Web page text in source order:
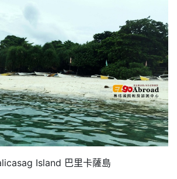
Island 巴里卡薩島